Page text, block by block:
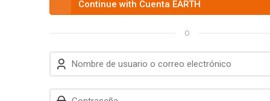
Continue with Cuenta EARTH
O
Nombre de usuario o correo electrónico
Contraseña